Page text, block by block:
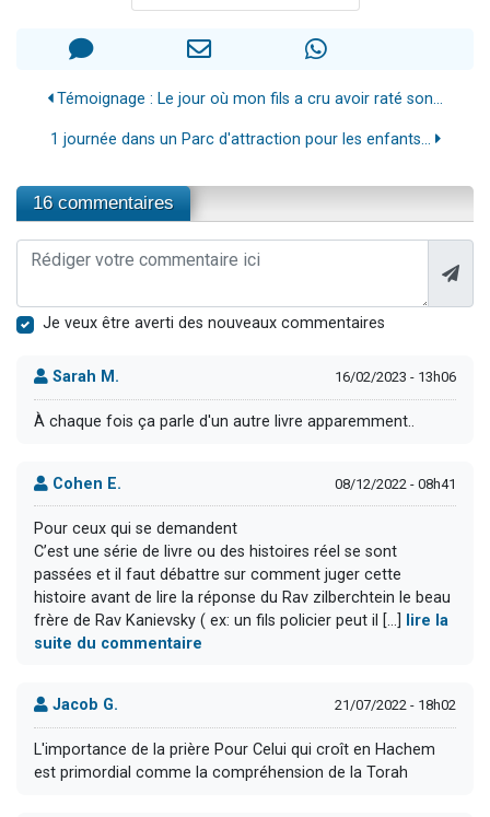
Témoignage : Le jour où mon fils a cru avoir raté son...
1 journée dans un Parc d'attraction pour les enfants...
16 commentaires
Je veux être averti des nouveaux commentaires
Sarah M. 16/02/2023 - 13h06
À chaque fois ça parle d'un autre livre apparemment..
Cohen E. 08/12/2022 - 08h41
Pour ceux qui se demandent
C’est une série de livre ou des histoires réel se sont
passées et il faut débattre sur comment juger cette
histoire avant de lire la réponse du Rav zilberchtein le beau
frère de Rav Kanievsky ( ex: un fils policier peut il [...]
lire la
suite du commentaire
Jacob G. 21/07/2022 - 18h02
L'importance de la prière Pour Celui qui croît en Hachem
est primordial comme la compréhension de la Torah